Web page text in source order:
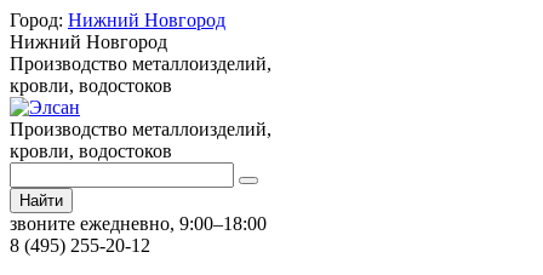
Город: Нижний Новгород
Нижний Новгород
Производство металлоизделий,
кровли, водостоков
Производство металлоизделий,
кровли, водостоков
Найти
звоните ежедневно, 9:00–18:00
8 (495) 255-20-12